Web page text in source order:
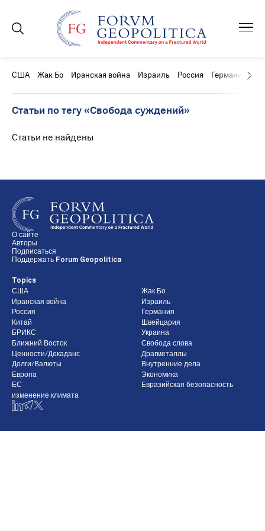
США Жак Бо Иранская война Израиль Россия Германия
Статьи по тегу «Свобода суждений»
Статьи не найдены
О сайте
Авторы
Подписаться
Поддержать Forum Geopolitica
Topics
США
Жак Бо
Иранская война
Израиль
Россия
Германия
Китай
Швейцария
БРИКС
Украина
Ближний Восток
Свобода слова
Ценности/Декаданс
Драгметаллы
Долги/Валюты
Внутренние дела
Европа
Экономика
ЕС
Евразийская безопасность
изменение климата